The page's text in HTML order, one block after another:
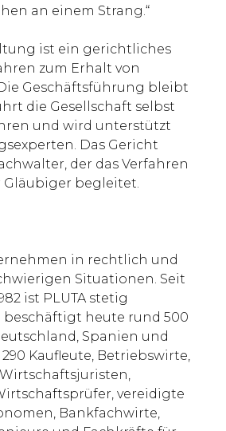
an einem Strang.“
ist ein gerichtliches
zum Erhalt von
Geschäftsführung bleibt
die Gesellschaft selbst
und wird unterstützt
Das Gericht
der das Verfahren
Gläubiger begleitet.
in rechtlich und
Situationen. Seit
ist PLUTA stetig
beschäftigt heute rund 500
Spanien und
Kaufleute, Betriebswirte,
vereidigte
Bankfachwirte,